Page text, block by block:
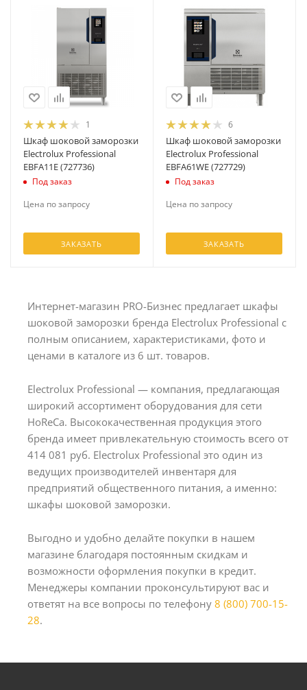
1
Шкаф шоковой заморозки
Electrolux Professional
EBFA11E (727736)
Под заказ
Цена по запросу
ЗАКАЗАТЬ
6
Шкаф шоковой заморозки
Electrolux Professional
EBFA61WE (727729)
Под заказ
Цена по запросу
ЗАКАЗАТЬ
Интернет-магазин PRO-Бизнес предлагает шкафы
шоковой заморозки бренда Electrolux Professional с
полным описанием, характеристиками, фото и
ценами в каталоге из 6 шт. товаров.
Electrolux Professional — компания, предлагающая
широкий ассортимент оборудования для сети
HoReCa. Высококачественная продукция этого
бренда имеет привлекательную стоимость всего от
414 081 руб. Electrolux Professional это один из
ведущих производителей инвентаря для
предприятий общественного питания, а именно:
шкафы шоковой заморозки.
Выгодно и удобно делайте покупки в нашем
магазине благодаря постоянным скидкам и
возможности оформления покупки в кредит.
Менеджеры компании проконсультируют вас и
ответят на все вопросы по телефону 8 (800) 700-15-
28.